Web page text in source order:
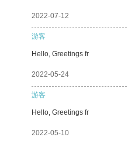
2022-07-12
游客
Hello, Greetings fr
2022-05-24
游客
Hello, Greetings fr
2022-05-10